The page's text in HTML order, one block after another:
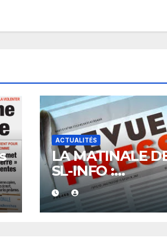
ACTUALITÉS
LA MATINALE
SL-INFO :
L’économie et la
politique en
vedette